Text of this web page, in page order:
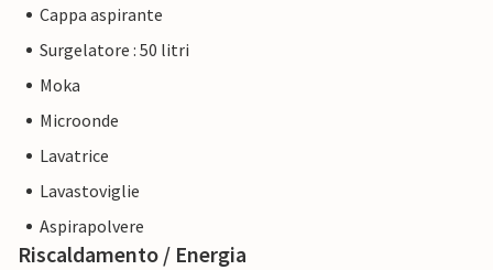
Cappa aspirante
Surgelatore : 50 litri
Moka
Microonde
Lavatrice
Lavastoviglie
Aspirapolvere
Riscaldamento / Energia